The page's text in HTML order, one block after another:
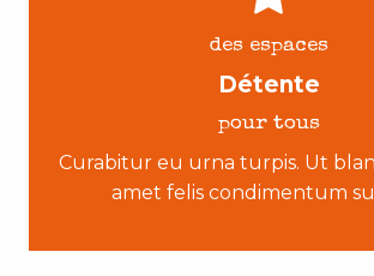
des espaces
Détente
pour tous
Curabitur eu urna turpis. Ut
amet felis condimentum